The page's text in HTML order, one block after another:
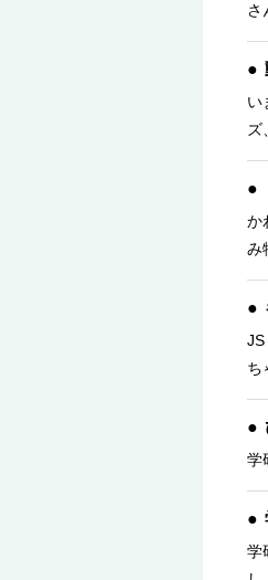
さ
い
ズ
か
み
JS
ち
学
学